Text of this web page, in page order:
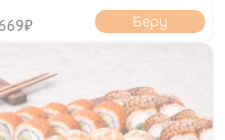
Беру